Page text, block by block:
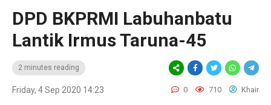
DPD BKPRMI Labuhanbatu
Lantik Irmus Taruna-45
2 minutes reading
Friday, 4 Sep 2020 14:23 0 710 Khair